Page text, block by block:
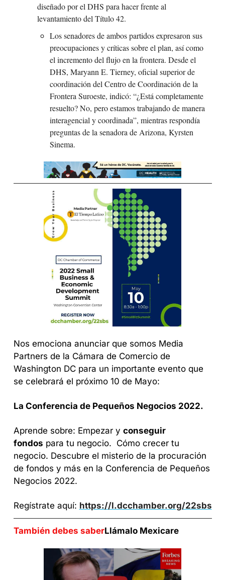
diseñado por el DHS para hacer frente al
levantamiento del Título 42.
Los senadores de ambos partidos expresaron sus
preocupaciones y críticas sobre el plan, así como
el incremento del flujo en la frontera. Desde el
DHS, Maryann E. Tierney, oficial superior de
coordinación del Centro de Coordinación de la
Frontera Suroeste, indicó: “¿Está completamente
resuelto? No, pero estamos trabajando de manera
interagencial y coordinada”, mientras respondía
preguntas de la senadora de Arizona, Kyrsten
Sinema.
Nos emociona anunciar que somos Media
Partners de la Cámara de Comercio de
Washington DC para un importante evento que
se celebrará el próximo 10 de Mayo:
La Conferencia de Pequeños Negocios 2022.
Aprende sobre: Empezar y conseguir
fondos para tu negocio. Cómo crecer tu
negocio. Descubre el misterio de la procuración
de fondos y más en la Conferencia de Pequeños
Negocios 2022.
Regístrate aquí: https://l.dcchamber.org/22sbs
También debes saberLlámalo Mexicare